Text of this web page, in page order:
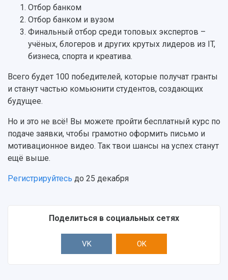
Аграрный карбоновый полигон
Архив
Фирменный стиль
Устойчивое развитие
Кампус
3D-тур по университету
Учебный аэродром
Центр истории авиационных двигателей
Ботанический сад
Умный дом бабочек
Международный межвузовский кампус
Официальные документы
Подготовительные курсы
Библиотека
Видеолекции
Противодействие COVID-19
Научно-технические разработки
Конкурсы научных проектов и грантов
Областной конкурс "Молодой учёный"
Отчеты о научно-исследовательской
деятельности
Научные конференции
Патенты
Публикации и издания
Отчеты о проведенных конференциях
Отбор банком
Отбор банком и вузом
Финальный отбор среди топовых экспертов –
учёных, блогеров и других крутых лидеров из IT,
бизнеса, спорта и креатива.
Всего будет 100 победителей, которые получат гранты
и станут частью комьюнити студентов, создающих
будущее.
Но и это не всё! Вы можете пройти бесплатный курс по
подаче заявки, чтобы грамотно оформить письмо и
мотивационное видео. Так твои шансы на успех станут
ещё выше.
Регистрируйтесь до 25 декабря
Поделиться в социальных сетях
VK OK